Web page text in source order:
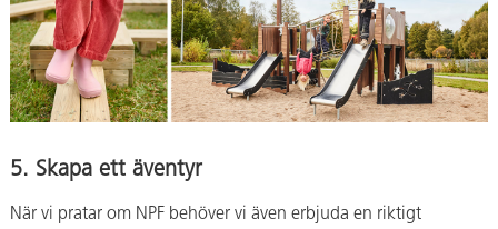
5. Skapa ett äventyr
När vi pratar om NPF behöver vi även erbjuda en riktigt